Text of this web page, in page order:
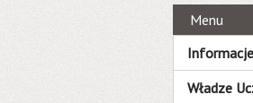
Menu
Władze